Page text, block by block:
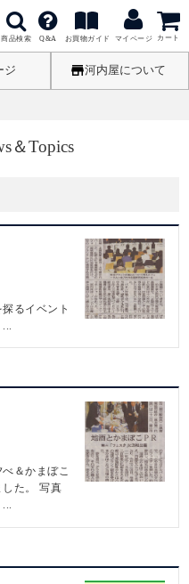
商品検索 Q&A お買物ガイド マイページ カート
ジ 河内屋について
＆Topics
るイベント
＆かまぼこ
た。 写真